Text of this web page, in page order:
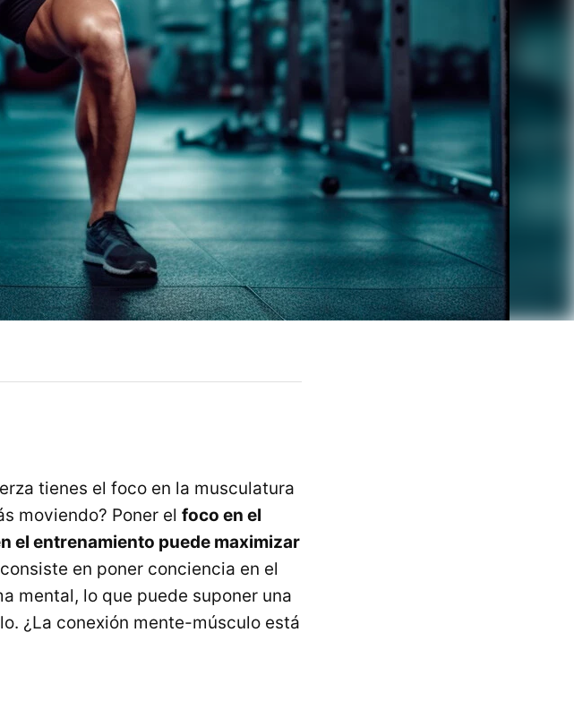
tienes el foco en la musculatura
moviendo? Poner el foco en el
el entrenamiento puede maximizar
consiste en poner conciencia en el
mental, lo que puede suponer una
¿La conexión mente-músculo está